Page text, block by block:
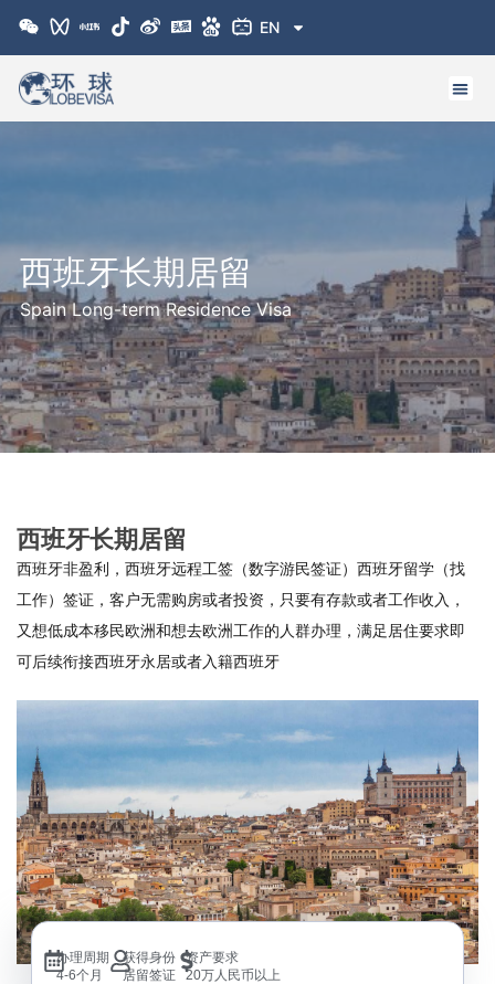
EN
西班牙长期居留
Spain Long-term Residence Visa
西班牙长期居留
西班牙非盈利，西班牙远程工签（数字游民签证）西班牙留学（找
工作）签证，客户无需购房或者投资，只要有存款或者工作收入，
又想低成本移民欧洲和想去欧洲工作的人群办理，满足居住要求即
可后续衔接西班牙永居或者入籍西班牙
办理周期
4-6个月
获得身份
居留签证
资产要求
20万人民币以上